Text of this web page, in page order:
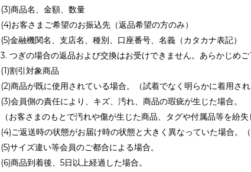
(3)商品名、金額、数量
(4)お客さまご希望のお振込先（返品希望の方のみ）
(5)金融機関名、支店名、種別、口座番号、名義（カタカナ表記）
3. つぎの場合の返品および交換はお受けできません。あらかじめご
(1)割引対象商品
(2)商品が既に使用されている場合。（試着でなく明らかに着用さ
(3)会員側の責任により、キズ、汚れ、商品の瑕疵が生じた場合。
（お客さまのもとで汚れや傷が生じた商品、タグや付属品等を紛失
(4)ご返送時の状態がお届け時の状態と大きく異なっていた場合。
(5)サイズ違い等会員のご都合による場合。
(6)商品到着後、5日以上経過した場合。